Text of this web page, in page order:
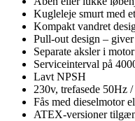
Kugleleje smurt med
Kompakt vandret
Pull-out design –
Separate aksler i
Serviceinterval på
Lavt NPSH
230v, trefasede 50Hz
Fås med dieselmotor
ATEX-versioner